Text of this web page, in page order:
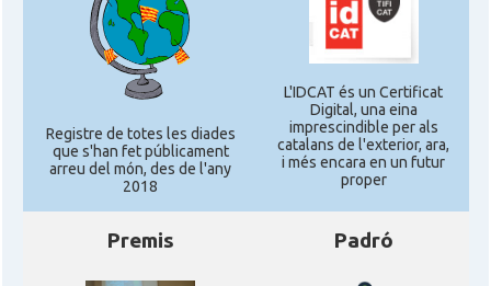
Registre de totes les diades
que s'han fet públicament
arreu del món, des de l'any
2018
L'IDCAT és un Certificat
Digital, una eina
imprescindible per als
catalans de l'exterior, ara,
i més encara en un futur
proper
Premis Padró